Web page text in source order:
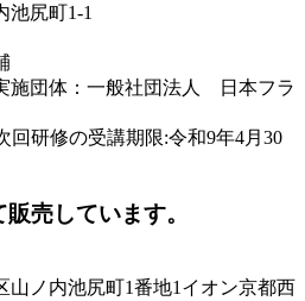
池尻町1-1
施団体：一般社団法人 日本フラ
回研修の受講期限:令和9年4月30
売しています。
山ノ内池尻町1番地1イオン京都西